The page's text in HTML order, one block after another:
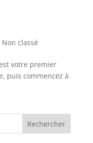
Non classé
votre premier
puis commencez à